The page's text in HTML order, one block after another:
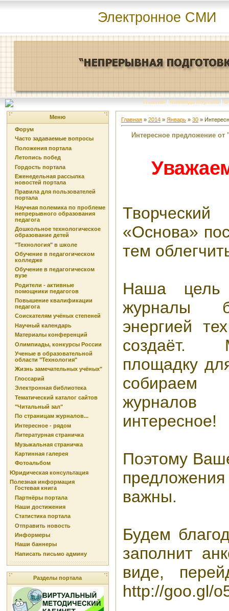
Электронное СМИ
Главная | Команда портала | О
Меню
Форум
Часто задаваемые вопросы
Положения портала
Летопись побед
Гордость портала
Еженедельная рассылка
новостей портала
Правила для пользователей
портала
Научная полемика по проблеме
непрерывного образования
педагога
Дошкольное технологическое
образование детей
"Технология" в школе
Обучение в педагогическом
колледже
Обучение в педагогическом
вузе
Родители - активные
помощники педагогов
Повышение квалификации
педагога
Соискателям учёных степеней
Научный календарь
Материалы конференций
Олимпиады, конкурсы России
Ученые в образовательной
области "Технология"
Жизнь замечательных учёных"
Глоссарий
Электронная библиотека
Тематический каталог сайтов
"Читальный зал"
По страницам журналов...
Интересное - рядом
Литературная страничка
Музыкальная страничка
Картинная галерея
Фотоальбом
Юридическая консультация
Полезная информация
Гостевая книга
Партнёры портала
Наши достижения
Статистика портала
Отправить новость
Информеры
Наши баннеры
Написать письмо админу
Разделы портала
Главная » 2014 » Январь » 30 »
Интересное предложение от
Ува
«Основа»
тем
Наша
журналы
энергией
создаёт.
площадку
интересное!
Поэтому
важны.
Будем
заполнит
виде,
http://goo.gl/